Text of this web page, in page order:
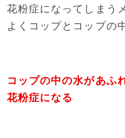
花粉症になってしまう
よくコップとコップの
コップの中の水があふ
花粉症になる